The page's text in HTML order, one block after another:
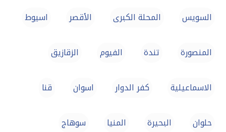
السويس المحلة الكبرى الأقصر اسيوط
المنصورة تندة الفيوم الزقازيق
الاسماعيلية كفر الدوار اسوان قنا
حلوان البحيرة المنيا سوهاج